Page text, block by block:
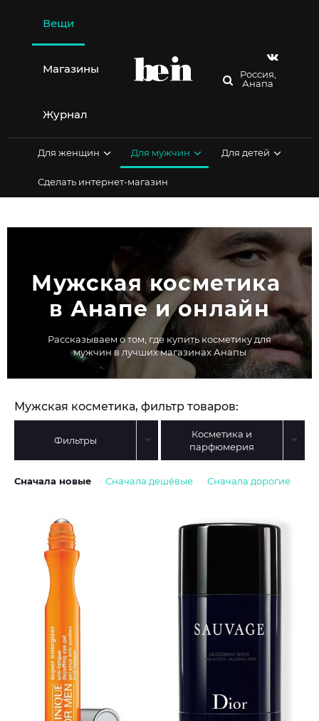
содержимому
Вещи
Магазины
Журнал
Россия,
Анапа
Для женщин Для мужчин Для детей
Сделать интернет-магазин
Мужская косметика
в Анапе и онлайн
Рассказываем о том, где купить косметику для
мужчин в лучших магазинах Анапы
Мужская косметика, фильтр товаров:
Фильтры
Косметика и
парфюмерия
Сначала новые Сначала дешёвые Сначала дорогие